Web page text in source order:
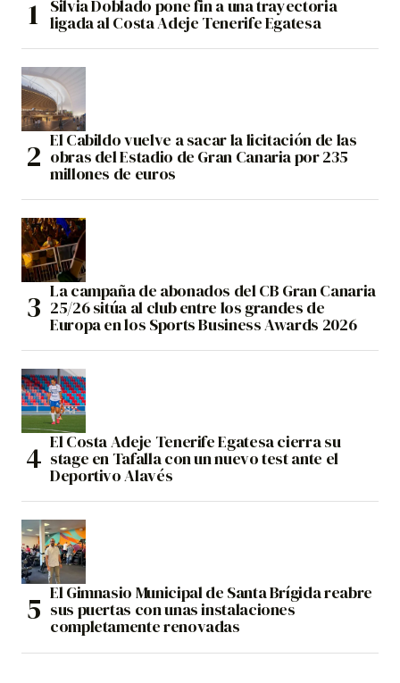
Silvia Doblado pone fin a una trayectoria
ligada al Costa Adeje Tenerife Egatesa
El Cabildo vuelve a sacar la licitación de las
obras del Estadio de Gran Canaria por 235
millones de euros
La campaña de abonados del CB Gran Canaria
25/26 sitúa al club entre los grandes de
Europa en los Sports Business Awards 2026
El Costa Adeje Tenerife Egatesa cierra su
stage en Tafalla con un nuevo test ante el
Deportivo Alavés
El Gimnasio Municipal de Santa Brígida reabre
sus puertas con unas instalaciones
completamente renovadas